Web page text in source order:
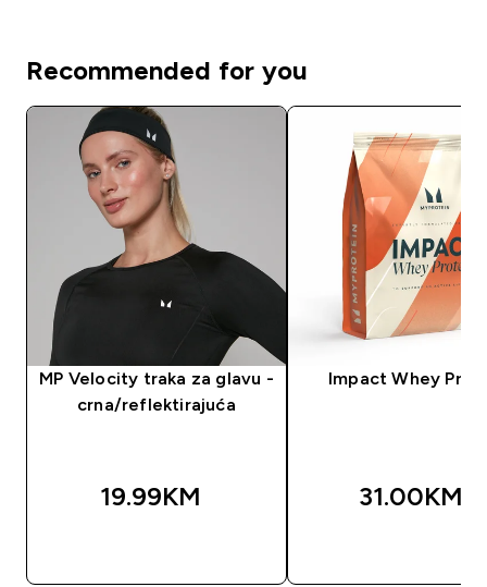
Recommended for you
MP Velocity traka za glavu -
crna/reflektirajuća
19.99KM‎
Impact Whey
31.00KM‎